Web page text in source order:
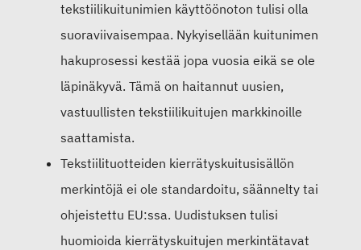
tekstiilikuitunimien käyttöönoton tulisi olla
suoraviivaisempaa. Nykyisellään kuitunimen
hakuprosessi kestää jopa vuosia eikä se ole
läpinäkyvä. Tämä on haitannut uusien,
vastuullisten tekstiilikuitujen markkinoille
saattamista.
Tekstiilituotteiden kierrätyskuitusisällön
merkintöjä ei ole standardoitu, säännelty tai
ohjeistettu EU:ssa. Uudistuksen tulisi
huomioida kierrätyskuitujen merkintätavat